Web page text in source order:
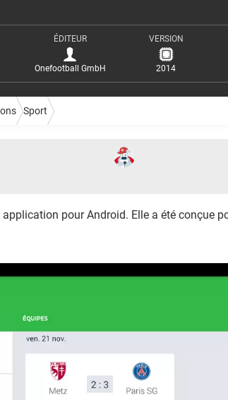
ÉDITEUR
Onefootball GmbH
VERSION
2014
Sport
application pour Android. Elle a été conçue